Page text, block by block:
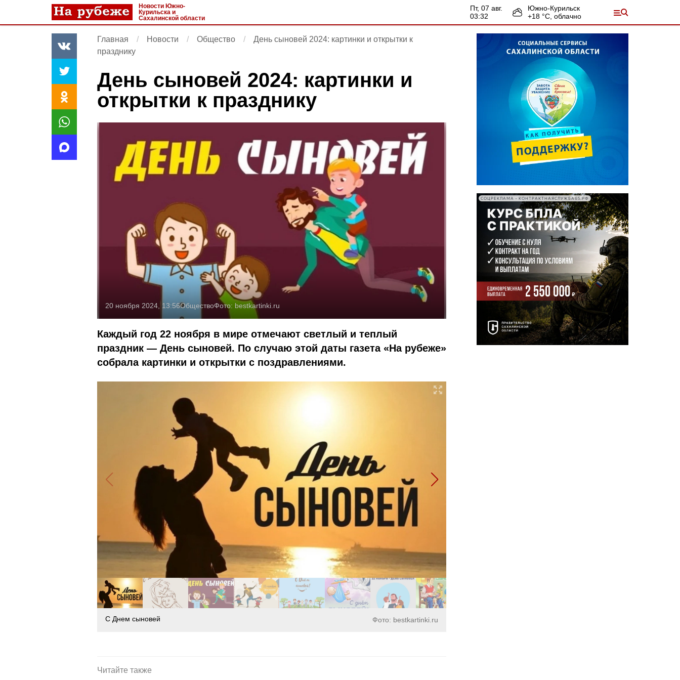
Новости Южно-
Курильска и
Сахалинской области
пт, 07 авг.
03:32
Южно-Курильск
+18 °С, облачно
Главная Новости Общество
День сыновей 2024: картинки и открытки к
празднику
День сыновей 2024: картинки и
открытки к празднику
20 ноября 2024, 13:56ОбществоФото: bestkartinki.ru
Каждый год 22 ноября в мире отмечают светлый и теплый
праздник — День сыновей. По случаю этой даты газета «На рубеже»
собрала картинки и открытки с поздравлениями.
С Днем сыновей Фото: bestkartinki.ru
Читайте также
СОЦРЕКЛАМА • КОНТРАКТНАЯСЛУЖБА65.РФ